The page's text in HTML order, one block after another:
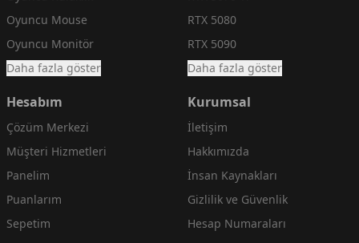
Oyuncu Mouse
Oyuncu Monitör
Daha fazla göster
RTX 5080
RTX 5090
Daha fazla göster
Hesabım
Çözüm Merkezi
Müşteri Hizmetleri
Panelim
Puanlarım
Sepetim
Kurumsal
İletişim
Hakkımızda
İnsan Kaynakları
Gizlilik ve Güvenlik
Hesap Numaraları